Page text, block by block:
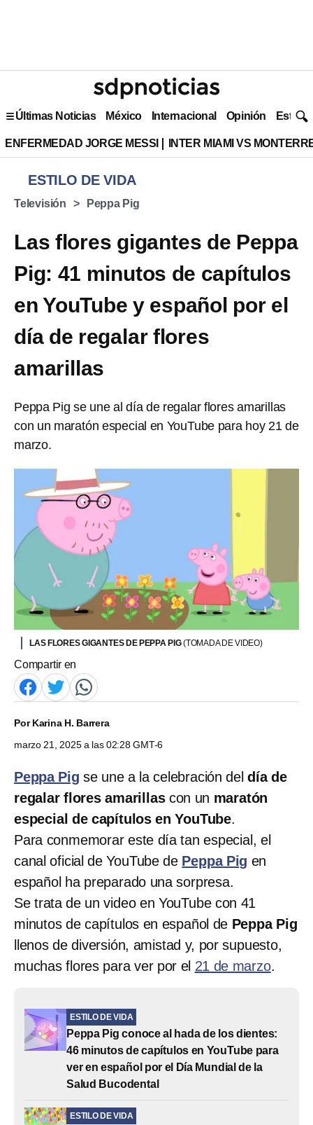
Últimas Noticias México Internacional Opinión Estilo
ENFERMEDAD JORGE MESSI INTER MIAMI VS
ESTILO DE VIDA
Televisión Peppa Pig
Las flores gigantes de Peppa
Pig: 41 minutos de capítulos
en YouTube y español por el
día de regalar flores
amarillas
Peppa Pig se une al día de regalar flores amarillas
con un maratón especial en YouTube para hoy 21 de
marzo.
LAS FLORES GIGANTES DE PEPPA PIG(TOMADA DE VIDEO)
Compartir en
PorKarina H. Barrera
marzo 21, 2025 a las 02:28 GMT-6
Peppa Pig se une a la celebración deldía de
regalar flores amarillascon un maratón
especial de capítulos en YouTube.
Para conmemorar este día tan especial, el
canal oficial de YouTube de Peppa Pig en
español ha preparado una sorpresa.
Se trata de un video en YouTube con 41
minutos de capítulos en español de Peppa Pig
llenos de diversión, amistad y, por supuesto,
muchas flores para ver por el 21 de marzo.
ESTILO DE VIDA
Peppa Pig conoce al hada de los dientes:
46 minutos de capítulos en YouTube para
ver en español por el Día Mundial de la
Salud Bucodental
ESTILO DE VIDA